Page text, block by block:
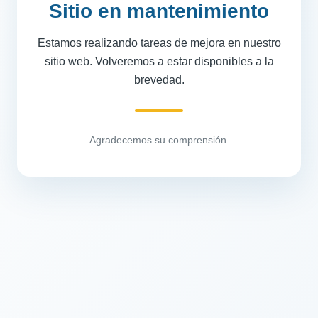
Sitio en mantenimiento
Estamos realizando tareas de mejora en nuestro
sitio web. Volveremos a estar disponibles a la
brevedad.
Agradecemos su comprensión.